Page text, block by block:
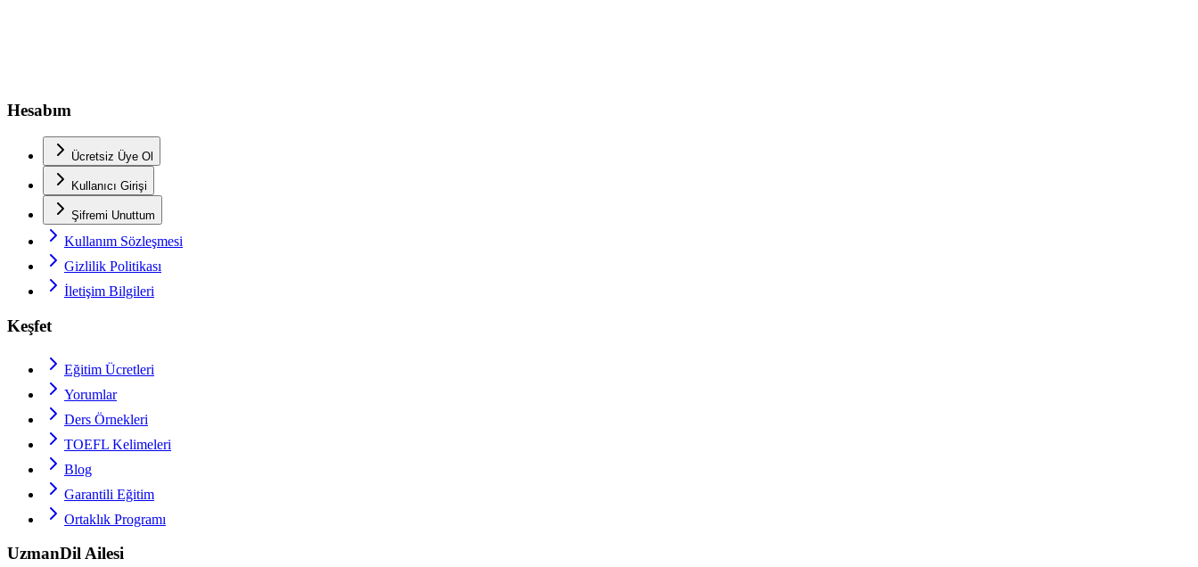
Hesabım
Ücretsiz Üye Ol
Kullanıcı Girişi
Şifremi Unuttum
Kullanım Sözleşmesi
Gizlilik Politikası
İletişim Bilgileri
Keşfet
Eğitim Ücretleri
Yorumlar
Ders Örnekleri
TOEFL Kelimeleri
Blog
Garantili Eğitim
Ortaklık Programı
UzmanDil Ailesi